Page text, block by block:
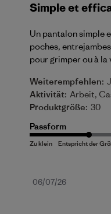
Simple et
Un pantalon simple
poches,
pour grimper ou à la
Weiterempfehlen:
Aktivität: Arbeit,
Produktgröße: 30
Passform
06/07/26